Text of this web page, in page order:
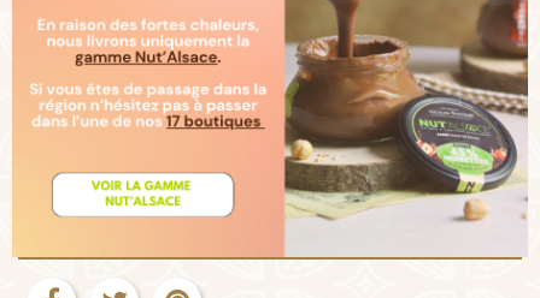
Note :
Un moulage au chocolat au lait subtilement doux
avec un arôme dominant de cacao et de lait. Un chocolat
"nouvelle génération" au goût pur et intense en cacao
grâce à une méthode unique de double fermentation. Ce
chocolat de très haute qualité fait partie d'un programme
durable visant l'amélioration des conditions de vie des
planteurs de cacao et de leur communauté en promouvant
une agriculture durable. Tous nos moulages sont
entièrement décorés à la main avec des denrées
alimentaires colorantes (cerise, pomme, cassis, spiruline...)